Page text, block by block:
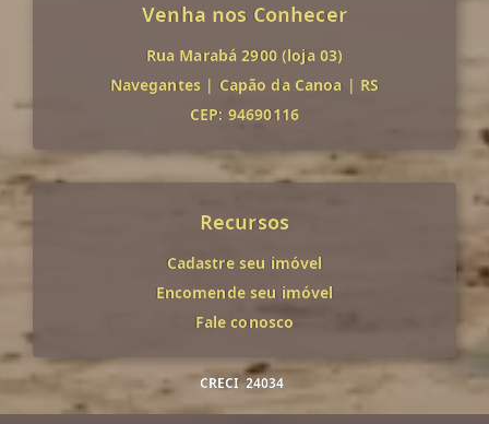
Venha nos Conhecer
Rua Marabá 2900 (loja 03)
Navegantes | Capão da Canoa | RS
CEP: 94690116
Recursos
Cadastre seu imóvel
Encomende seu imóvel
Fale conosco
CRECI 24034